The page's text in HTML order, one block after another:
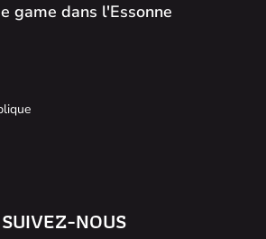
game dans l'Essonne
SUIVEZ-NOUS